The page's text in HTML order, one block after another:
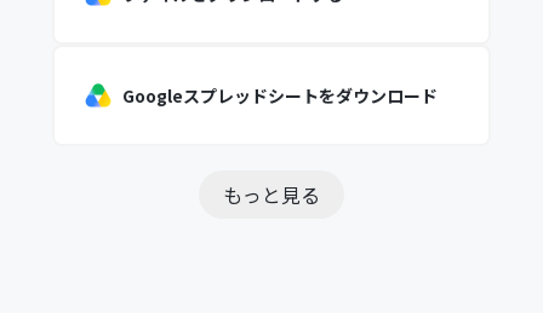
Googleスプレッドシートをダウンロード
もっと見る